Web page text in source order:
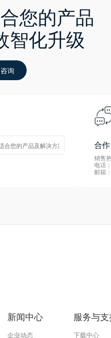
您的产品
智化升级
询
合
销售
电话
邮箱
新闻中心
企业动态
服务与支
下载中心